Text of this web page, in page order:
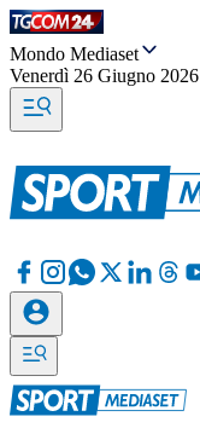
Mondo Mediaset
Venerdì 26 Giugno 2026